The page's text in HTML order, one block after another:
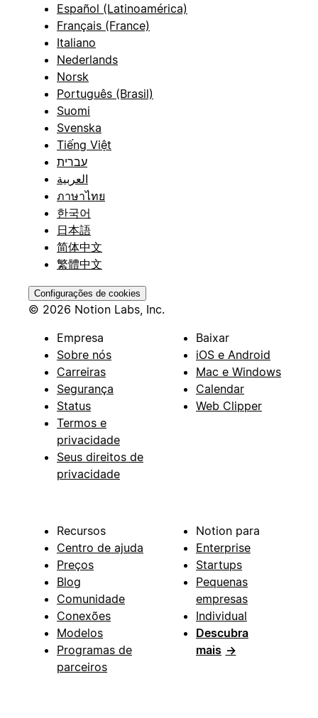
Español (Latinoamérica)
Français (France)
Italiano
Nederlands
Norsk
Português (Brasil)
Suomi
Svenska
Tiếng Việt
עברית
العربية
ภาษาไทย
한국어
日本語
简体中文
繁體中文
Configurações de cookies
© 2026 Notion Labs, Inc.
Empresa
Sobre nós
Carreiras
Segurança
Status
Termos e
privacidade
Seus direitos de
privacidade
Baixar
iOS e Android
Mac e Windows
Calendar
Web Clipper
Recursos
Centro de ajuda
Preços
Blog
Comunidade
Conexões
Modelos
Programas de
parceiros
Notion para
Enterprise
Startups
Pequenas
empresas
Individual
Descubra
mais →